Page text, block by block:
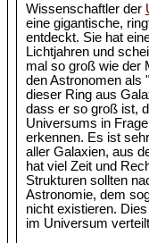
Wissenschaftler der
eine gigantische,
entdeckt. Sie hat
Lichtjahren und
mal so groß wie der
den Astronomen als
dieser Ring aus
dass er so groß ist,
Universums in
erkennen. Es ist
aller Galaxien, aus
hat viel Zeit und
Strukturen sollten
Astronomie, dem
nicht existieren.
im Universum